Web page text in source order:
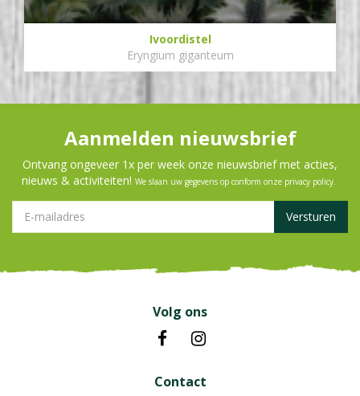
Ivoordistel
Eryngium giganteum
Aanmelden nieuwsbrief
Ontvang ongeveer 1x per week onze nieuwsbrief met acties,
nieuws & activiteiten! We slaan uw gegevens op conform onze privacy policy.
Volg ons
Contact